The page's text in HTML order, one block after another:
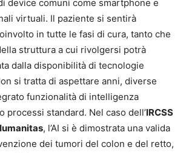
device comuni come smartphone e
virtuali. Il paziente si sentirà
in tutte le fasi di cura, tanto che
struttura a cui rivolgersi potrà
dalla disponibilità di tecnologie
si tratta di aspettare anni, diverse
funzionalità di intelligenza
processi standard. Nel caso dell’IRCSS
, l’AI si è dimostrata una valida
dei tumori del colon e del retto,